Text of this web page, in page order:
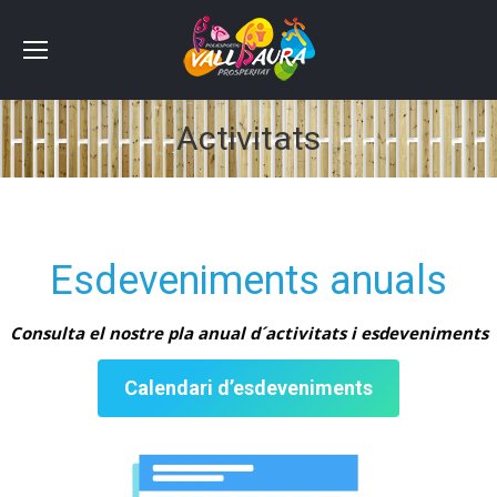
Activitats
Estás aquí:
Esdeveniments anuals
Consulta el nostre pla anual d´activitats i esdeveniments
Calendari d’esdeveniments